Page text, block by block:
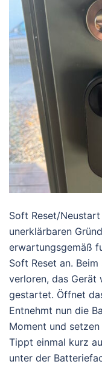
Soft Reset/
unerklärbaren
erwartungsgemäß
Soft Reset an.
verloren, das Gerät
gestartet. Öffnet
Entnehmt nun die
Moment und
Tippt einmal kurz
unter der